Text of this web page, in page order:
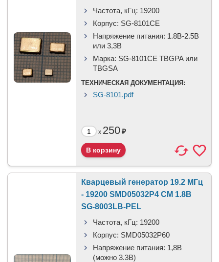
Частота, кГц: 19200
Корпус: SG-8101CE
Напряжение питания: 1.8В-2.5B
или 3,3B
Марка: SG-8101CE TBGPA или
TBGSA
ТЕХНИЧЕСКАЯ ДОКУМЕНТАЦИЯ:
SG-8101.pdf
x 250₽
Кварцевый генератор 19.2 МГц
- 19200 SMD05032P4 CM 1.8В
SG-8003LB-PEL
Частота, кГц: 19200
Корпус: SMD05032P60
Напряжение питания: 1,8В
(можно 3.3В)